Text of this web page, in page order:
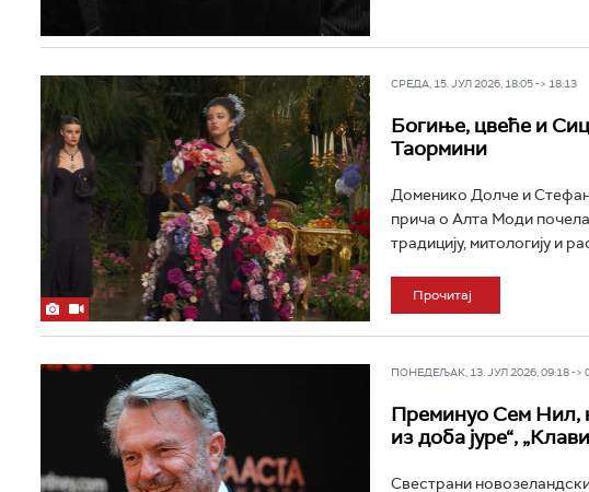
СРЕДА, 15. ЈУЛ 2026, 18:05 -> 18:13
Богиње, цвеће и
Таормини
Доменико Долче и
прича о Алта Моди почела
традицију, митологију и
Прочитај
ПОНЕДЕЉАК, 13. ЈУЛ 2026, 09:18 ->
Преминуо Сем Нил,
из доба јуре“,
Свестрани